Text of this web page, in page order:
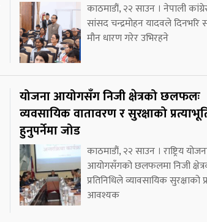
काठमाडौं, २२ साउन । नेपाली
सांसद चन्द्रमोहन यादवले दिनभरि
मौन धारण गरेर उभिरहने
योजना आयोगसँग निजी क्षेत्रको छलफलः
व्यवसायिक वातावरण र सुरक्षाको
हुनुपर्नेमा जोड
काठमाडौं, २२ साउन । राष्ट्रिय
आयोगसँगको छलफलमा निजी
प्रतिनिधिले व्यावसायिक सुरक्षाको
आवश्यक